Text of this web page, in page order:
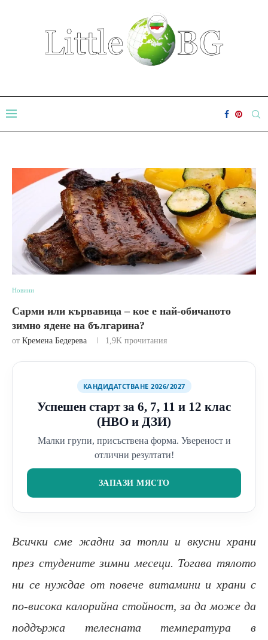
Новини
Сарми или кървавица – кое е най-обичаното
зимно ядене на българина?
от Кремена Бедерева 1,9K прочитания
КАНДИДАТСТВАНЕ 2026/2027
Успешен старт за 6, 7, 11 и 12 клас
(НВО и ДЗИ)
Малки групи, присъствена форма. Увереност и
отлични резултати!
ЗАПАЗИ МЯСТО
Всички сме жадни за топли и вкусни храни
през студените зимни месеци. Тогава тялото
ни се нуждае от повече витамини и храни с
по-висока калорийна стойност, за да може да
поддържа телесната температура в